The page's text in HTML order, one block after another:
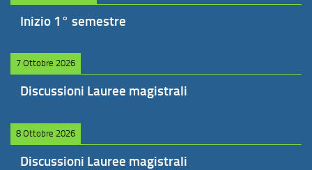
Inizio 1° semestre
7 Ottobre 2026
Discussioni Lauree magistrali
8 Ottobre 2026
Discussioni Lauree magistrali